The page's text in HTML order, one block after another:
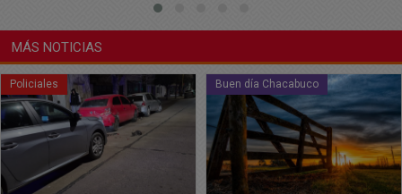
MÁS NOTICIAS
Buen día Chacabuco Buen día Chacabuco